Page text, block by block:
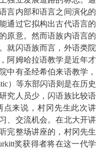
言内部和语言之间演化的
通过它拟构出古代语言的
原意。然而语族内语言的
就闪语族而言，外语类院
阿姆哈拉语教学是近年才
中有圣经希伯来语教学，
）等东部闪语则是在历史
究人员少，闪语族比较语
点来说，村冈先生此次讲
、交流机会。在北大开讲
完整场讲座的，村冈先生
奖获得者将在这一代学